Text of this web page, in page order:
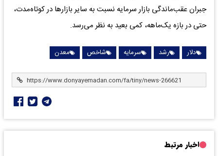
جبران عقب‌ماندگی بازار سرمایه نسبت به سایر بازار‌ها در کوتاه‌مدت،
حتی در بازه یک‌ماهه، کمی بعید به نظر می‌رسد.
دلار رشد سرمایه شاخص معدن
اخبار مرتبط